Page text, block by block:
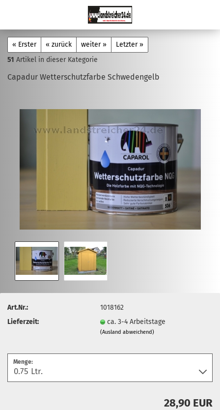
« Erster « zurück weiter »
Letzter »
51 Artikel in dieser Kategorie
Capadur Wetterschutzfarbe Schwedengelb
Art.Nr.:
1018162
Lieferzeit:
ca. 3-4 Arbeitstage
(Ausland abweichend)
Menge:
28,90 EUR